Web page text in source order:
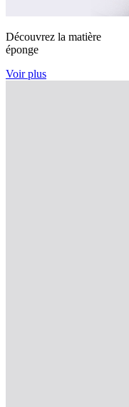
Découvrez la matière
éponge
Voir plus